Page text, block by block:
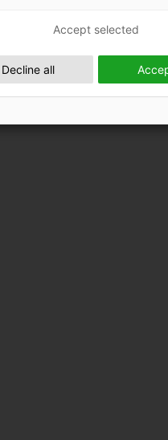
Decline all
Accept selected